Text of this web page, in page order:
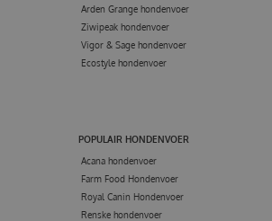
Arden Grange hondenvoer
Ziwipeak hondenvoer
Vigor & Sage hondenvoer
Ecostyle hondenvoer
POPULAIR HONDENVOER
Acana hondenvoer
Farm Food Hondenvoer
Royal Canin Hondenvoer
Renske hondenvoer